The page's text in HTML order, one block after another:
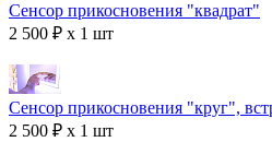
Сенсор прикосновения "квадрат"
2 500 ₽ x 1 шт
Сенсор прикосновения "круг",
2 500 ₽ x 1 шт